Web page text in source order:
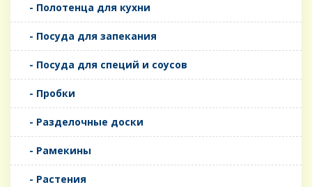
- Полотенца для кухни
- Посуда для запекания
- Посуда для специй и соусов
- Пробки
- Разделочные доски
- Рамекины
- Растения